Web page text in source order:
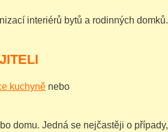
interiérů bytů a rodinných domků.
kuchyněnebo
domu. Jedná se nejčastěji o případy,